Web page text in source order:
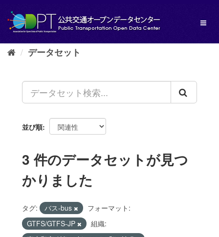
し
データセット
並び順
3 件のデータセットが見つ
かりました
タグ: バス-bus
フォーマット:
GTFS/GTFS-JP
組織: